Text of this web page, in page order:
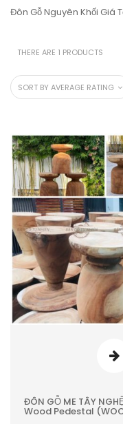
Đôn Gỗ Nguyên Khối Giá
THERE ARE 1 PRODUCTS
SORT BY AVERAGE RATING
ĐÔN GỖ ME TÂY
Wood Pedestal